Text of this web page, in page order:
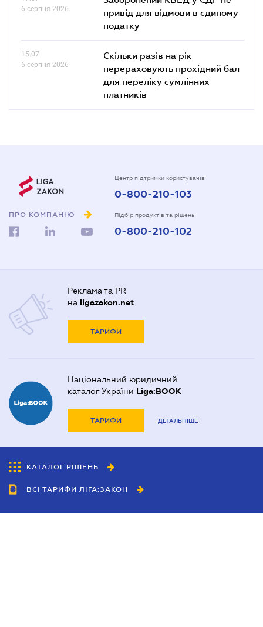
6 серпня 2026
привід для відмови в єдиному
податку
15.07
6 серпня 2026
Скільки разів на рік
перераховують прохідний бал
для переліку сумлінних
платників
ПРО КОМПАНІЮ
Центр підтримки користувачів
0-800-210-103
Підбір продуктів та рішень
0-800-210-102
Реклама та PR
на ligazakon.net
ТАРИФИ
Національний юридичний
каталог України Liga:BOOK
ТАРИФИ ДЕТАЛЬНІШЕ
КАТАЛОГ РІШЕНЬ
ВСІ ТАРИФИ ЛІГА:ЗАКОН